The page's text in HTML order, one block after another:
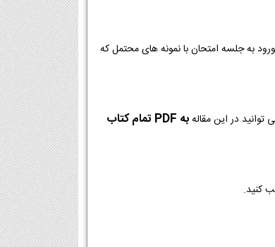
به جلسه امتحان با نمونه های محتمل که
در این مقاله
به PDF تمام کتاب
کنید.